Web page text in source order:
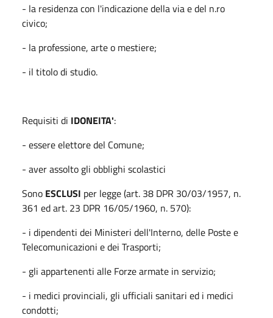
- la residenza con l'indicazione della via e del n.ro
civico;
- la professione, arte o mestiere;
- il titolo di studio.
Requisiti di IDONEITA':
- essere elettore del Comune;
- aver assolto gli obblighi scolastici
Sono ESCLUSI per legge (art. 38 DPR 30/03/1957, n.
361 ed art. 23 DPR 16/05/1960, n. 570):
- i dipendenti dei Ministeri dell'Interno, delle Poste e
Telecomunicazioni e dei Trasporti;
- gli appartenenti alle Forze armate in servizio;
- i medici provinciali, gli ufficiali sanitari ed i medici
condotti;